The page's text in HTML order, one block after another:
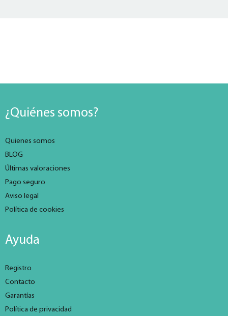
¿Quiénes somos?
Quienes somos
BLOG
Últimas valoraciones
Pago seguro
Aviso legal
Política de cookies
Ayuda
Registro
Contacto
Garantías
Política de privacidad